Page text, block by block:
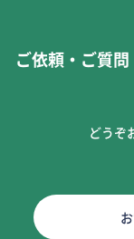
ご依頼・ご質
どうぞ